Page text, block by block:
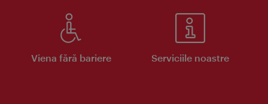
Viena fără bariere Serviciile noastre